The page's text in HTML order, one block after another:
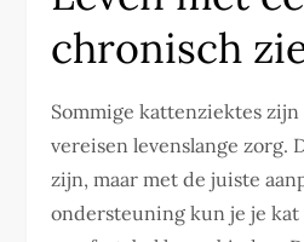
chronisch
Sommige kattenziektes
vereisen levenslange zorg.
zijn, maar met de juiste
ondersteuning kun je je